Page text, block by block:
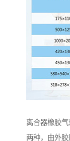
离合器橡胶
两种，由外